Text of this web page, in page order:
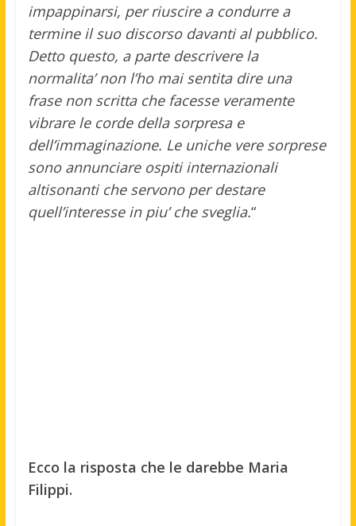
impappinarsi, per riuscire a condurre a
termine il suo discorso davanti al pubblico.
Detto questo, a parte descrivere la
normalita’ non l’ho mai sentita dire una
frase non scritta che facesse veramente
vibrare le corde della sorpresa e
dell’immaginazione. Le uniche vere sorprese
sono annunciare ospiti internazionali
altisonanti che servono per destare
quell’interesse in piu’ che sveglia.“
Ecco la risposta che le darebbe Maria
Filippi.